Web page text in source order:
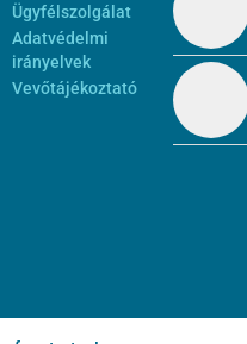
Ügyfélszolgálat
Adatvédelmi
irányelvek
Vevőtájékoztató